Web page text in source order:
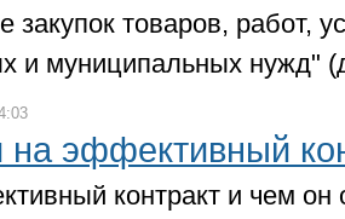
закупок товаров, работ,
и муниципальных
на эффективный
контракт и чем он